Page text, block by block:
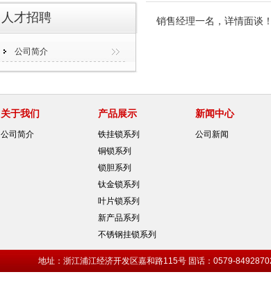
人才招聘
公司简介
销售经理一名，详情面谈！
关于我们
公司简介
产品展示
铁挂锁系列
铜锁系列
锁胆系列
钛金锁系列
叶片锁系列
新产品系列
不锈钢挂锁系列
新闻中心
公司新闻
地址：浙江浦江经济开发区嘉和路115号 固话：0579-